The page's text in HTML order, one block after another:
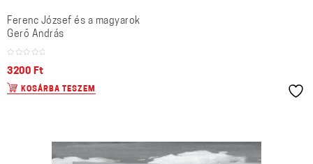
Ferenc József és a magyarok
Gerő András
3200 Ft
KOSÁRBA TESZEM